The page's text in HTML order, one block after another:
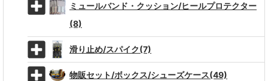
ミュールバンド・クッション/ヒールプロテクター
(8)
滑り止め/スパイク(7)
物販セット/ボックス/シューズケース(49)